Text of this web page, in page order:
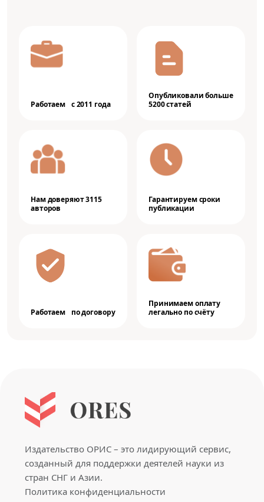
Работаем с 2011 года
Опубликовали больше
5200 статей
Нам доверяют 3115
авторов
Гарантируем сроки
публикации
Работаем по договору
Принимаем оплату
легально по счёту
Издательство ОРИС – это лидирующий сервис,
созданный для поддержки деятелей науки из
стран СНГ и Азии.
Политика конфиденциальности